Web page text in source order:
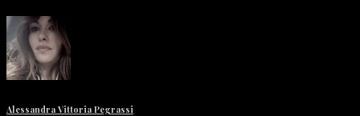
Alessandra Vittoria Pegrassi